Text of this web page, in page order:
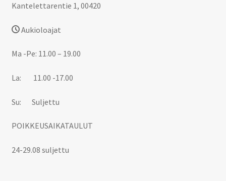
Kantelettarentie 1, 00420
Aukioloajat
Ma -Pe: 11.00 – 19.00
La: 11.00 -17.00
Su: Suljettu
POIKKEUSAIKATAULUT
24-29.08 suljettu